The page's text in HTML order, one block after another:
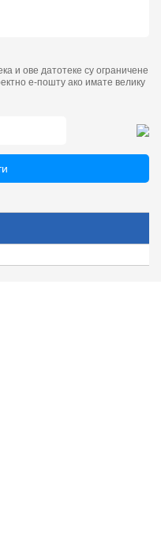
и ове датотеке су ограничене
е-пошту ако имате велику